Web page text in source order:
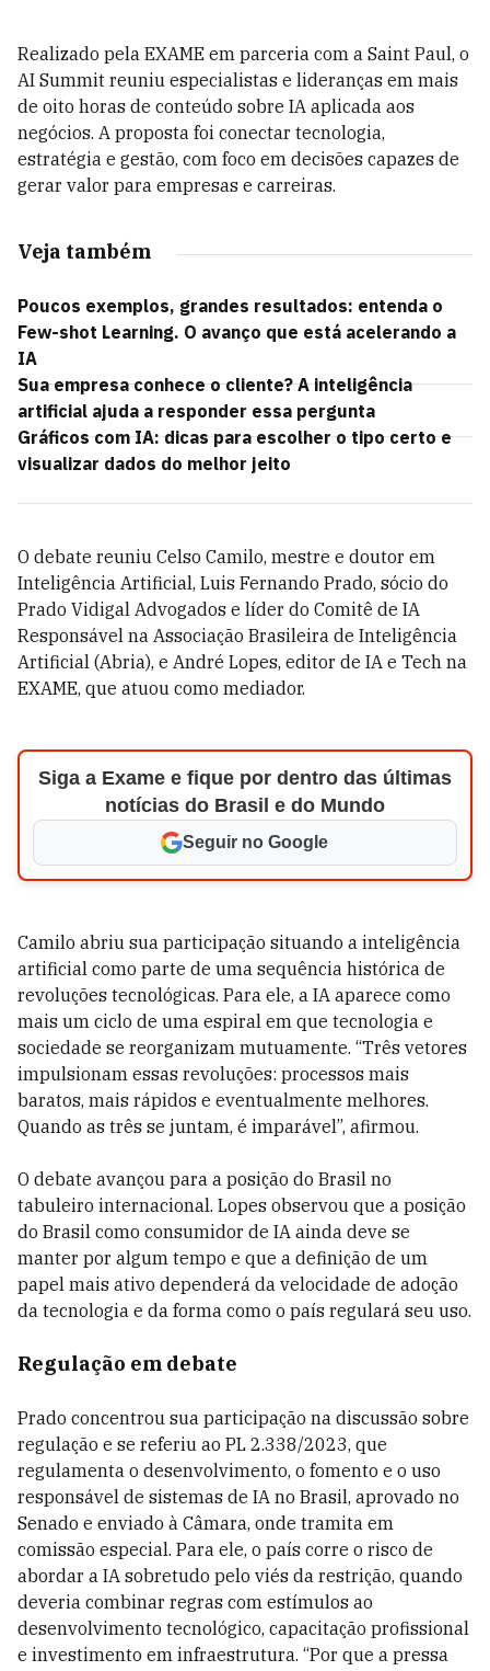
Realizado pela EXAME em parceria com a Saint Paul, o
AI Summit reuniu especialistas e lideranças em mais
de oito horas de conteúdo sobre IA aplicada aos
negócios. A proposta foi conectar tecnologia,
estratégia e gestão, com foco em decisões capazes de
gerar valor para empresas e carreiras.
Veja também
Poucos exemplos, grandes resultados: entenda o
Few-shot Learning. O avanço que está acelerando a
IA
Sua empresa conhece o cliente? A inteligência
artificial ajuda a responder essa pergunta
Gráficos com IA: dicas para escolher o tipo certo e
visualizar dados do melhor jeito
O debate reuniu Celso Camilo, mestre e doutor em
Inteligência Artificial, Luis Fernando Prado, sócio do
Prado Vidigal Advogados e líder do Comitê de IA
Responsável na Associação Brasileira de Inteligência
Artificial (Abria), e André Lopes, editor de IA e Tech na
EXAME, que atuou como mediador.
Siga a Exame e fique por dentro das últimas
notícias do Brasil e do Mundo
Seguir no Google
Camilo abriu sua participação situando a inteligência
artificial como parte de uma sequência histórica de
revoluções tecnológicas. Para ele, a IA aparece como
mais um ciclo de uma espiral em que tecnologia e
sociedade se reorganizam mutuamente. “Três vetores
impulsionam essas revoluções: processos mais
baratos, mais rápidos e eventualmente melhores.
Quando as três se juntam, é imparável”, afirmou.
O debate avançou para a posição do Brasil no
tabuleiro internacional. Lopes observou que a posição
do Brasil como consumidor de IA ainda deve se
manter por algum tempo e que a definição de um
papel mais ativo dependerá da velocidade de adoção
da tecnologia e da forma como o país regulará seu uso.
Regulação em debate
Prado concentrou sua participação na discussão sobre
regulação e se referiu ao PL 2.338/2023, que
regulamenta o desenvolvimento, o fomento e o uso
responsável de sistemas de IA no Brasil, aprovado no
Senado e enviado à Câmara, onde tramita em
comissão especial. Para ele, o país corre o risco de
abordar a IA sobretudo pelo viés da restrição, quando
deveria combinar regras com estímulos ao
desenvolvimento tecnológico, capacitação profissional
e investimento em infraestrutura. “Por que a pressa